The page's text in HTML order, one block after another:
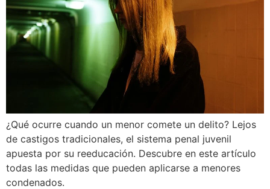
¿Qué ocurre cuando un menor comete un delito? Lejos
de castigos tradicionales, el sistema penal juvenil
apuesta por su reeducación. Descubre en este artículo
todas las medidas que pueden aplicarse a menores
condenados.